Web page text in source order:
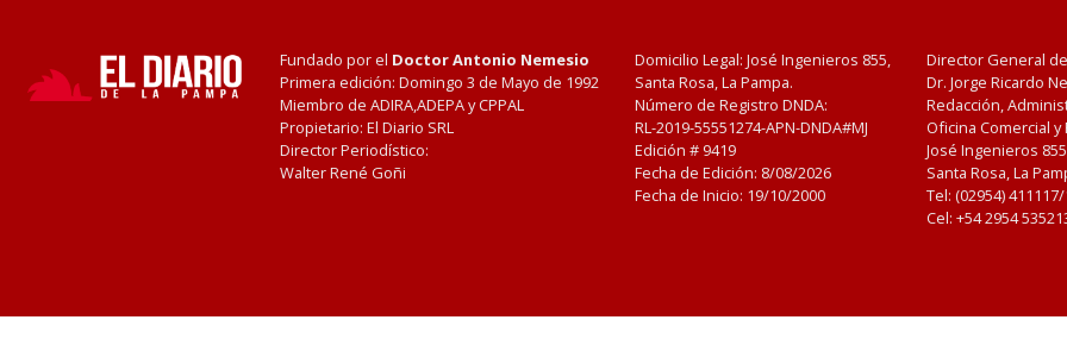
Fundado por el Doctor Antonio Nemesio
Primera edición: Domingo 3 de Mayo de 1992
Miembro de ADIRA,ADEPA y CPPAL
Propietario: El Diario SRL
Director Periodístico:
Walter René Goñi
Domicilio Legal: José Ingenieros 855,
Santa Rosa, La Pampa.
Número de Registro DNDA:
RL-2019-55551274-APN-DNDA#MJ
Edición # 9419
Fecha de Edición: 8/08/2026
Fecha de Inicio: 19/10/2000
Director General
Dr. Jorge Ricardo
Redacción,
Oficina Comercial
José Ingenieros
Santa Rosa, La
Tel: (02954)
Cel: +54 2954